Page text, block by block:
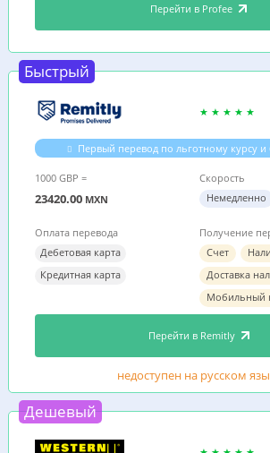
Перейти в Profee
Быстрый
Первый перевод по льготному курсу и
1000 GBP =
23420.00 MXN
Скорость
Немедленно
Оплата перевода
Дебетовая карта
Кредитная карта
Получение
Счет
Доставка
Мобильный
Перейти в Remitly
недоступен на русском
Дешевый